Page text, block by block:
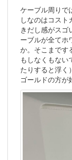
ケーブル周りで
しなのはコス
きだし感がスゴ
ーブルが全てホ
か。そこまです
もしなくもない
たりすると浮く
ゴールドの方が